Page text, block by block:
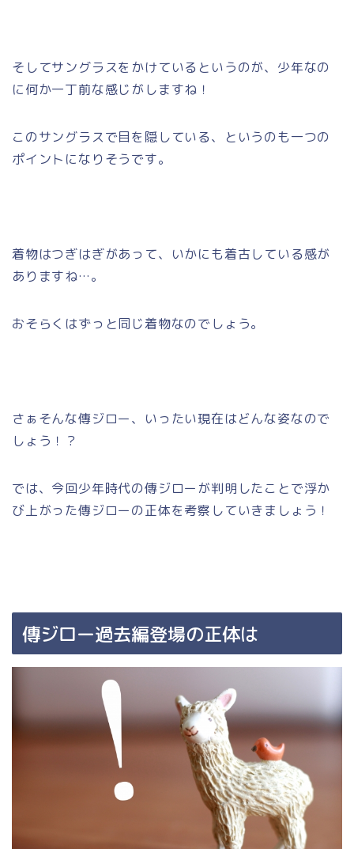
そしてサングラスをかけているというのが、少年なの
に何か一丁前な感じがしますね！
このサングラスで目を隠している、というのも一つの
ポイントになりそうです。
着物はつぎはぎがあって、いかにも着古している感が
ありますね…。
おそらくはずっと同じ着物なのでしょう。
さぁそんな傳ジロー、いったい現在はどんな姿なので
しょう！？
では、今回少年時代の傳ジローが判明したことで浮か
び上がった傳ジローの正体を考察していきましょう！
傳ジロー過去編登場の正体は